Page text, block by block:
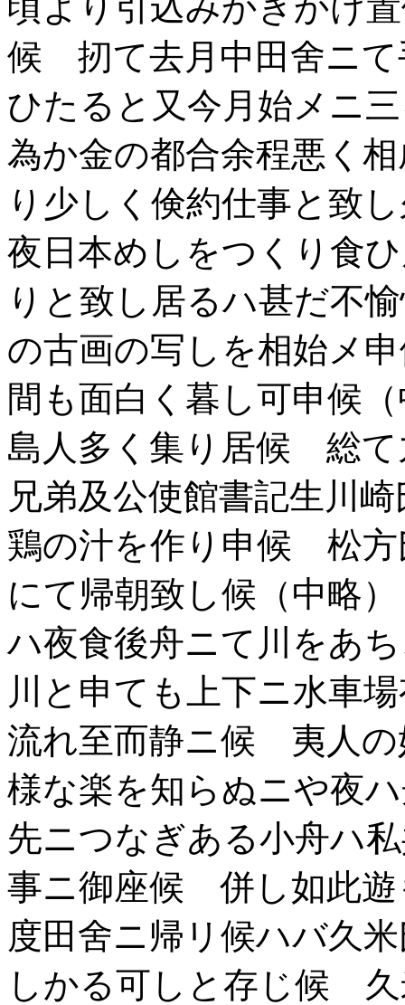
候 扨て去月中田舍ニて
ひたると又今月始メニ
為か金の都合余程悪く
り少しく倹約仕事と致
夜日本めしをつくり食
りと致し居るハ甚だ不
の古画の写しを相始メ
間も面白く暮し可申候
島人多く集り居候 総
兄弟及公使館書記生川
鶏の汁を作り申候 松方
にて帰朝致し候（中略
ハ夜食後舟ニて川をあ
川と申ても上下ニ水車
流れ至而静ニ候 夷人の
様な楽を知らぬニや夜
先ニつなぎある小舟ハ
事ニ御座候 併し如此
度田舍ニ帰リ候ハバ久
しかる可しと存じ候